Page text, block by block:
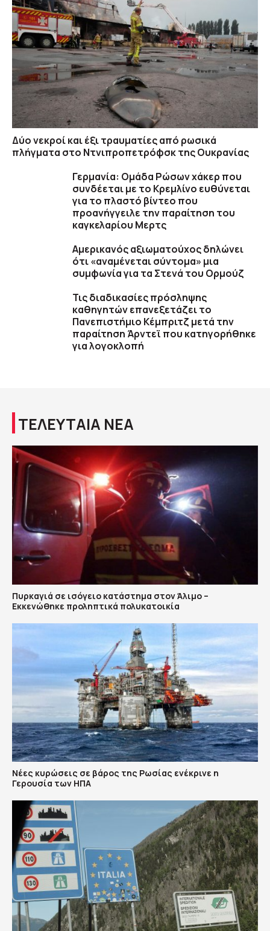
Δύο νεκροί και έξι τραυματίες από ρωσικά
πλήγματα στο Ντνιπροπετρόφσκ της Ουκρανίας
Γερμανία: Ομάδα Ρώσων χάκερ που
συνδέεται με το Κρεμλίνο ευθύνεται
για το πλαστό βίντεο που
προανήγγειλε την παραίτηση του
καγκελαρίου Μερτς
Αμερικανός αξιωματούχος δηλώνει
ότι «αναμένεται σύντομα» μια
συμφωνία για τα Στενά του Ορμούζ
Τις διαδικασίες πρόσληψης
καθηγητών επανεξετάζει το
Πανεπιστήμιο Κέμπριτζ μετά την
παραίτηση Άρντεϊ που κατηγορήθηκε
για λογοκλοπή
ΤΕΛΕΥΤΑΙΑ ΝΕΑ
Πυρκαγιά σε ισόγειο κατάστημα στον Άλιμο –
Εκκενώθηκε προληπτικά πολυκατοικία
Νέες κυρώσεις σε βάρος της Ρωσίας ενέκρινε η
Γερουσία των ΗΠΑ